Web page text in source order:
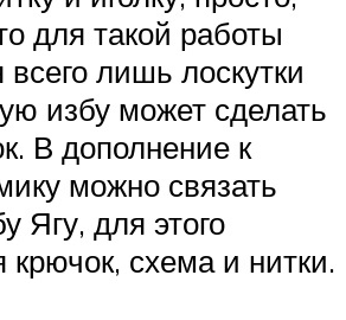
для такой работы
всего лишь лоскутки
избу может сделать
В дополнение к
можно связать
Ягу, для этого
крючок, схема и нитки.